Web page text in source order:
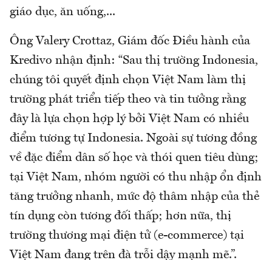
giáo dục, ăn uống,...
Ông Valery Crottaz, Giám đốc Điều hành của
Kredivo nhận định: “Sau thị trường Indonesia,
chúng tôi quyết định chọn Việt Nam làm thị
trường phát triển tiếp theo và tin tưởng rằng
đây là lựa chọn hợp lý bởi Việt Nam có nhiều
điểm tương tự Indonesia. Ngoài sự tương đồng
về đặc điểm dân số học và thói quen tiêu dùng;
tại Việt Nam, nhóm người có thu nhập ổn định
tăng trưởng nhanh, mức độ thâm nhập của thẻ
tín dụng còn tương đối thấp; hơn nữa, thị
trường thương mại điện tử (e-commerce) tại
Việt Nam đang trên đà trỗi dậy mạnh mẽ.”.